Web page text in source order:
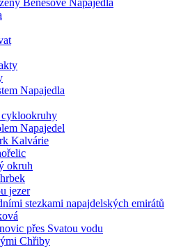
Benešové Napajedla
Napajedla
cyklookruhy
Napajedel
Kalvárie
okruh
jezer
stezkami napajdelských emirátů
přes Svatou vodu
Chřiby